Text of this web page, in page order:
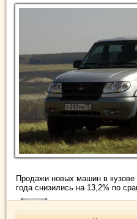
Продажи новых машин в кузове
года снизились на 13,2% по